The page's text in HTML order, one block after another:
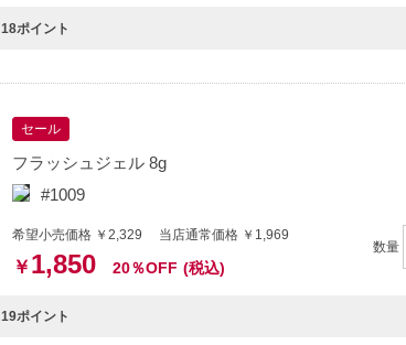
18ポイント
セール
フラッシュジェル 8g
#1009
希望小売価格 ￥2,329 当店通常価格 ￥1,969
￥ 1,850 20％OFF (税込)
数量
19ポイント